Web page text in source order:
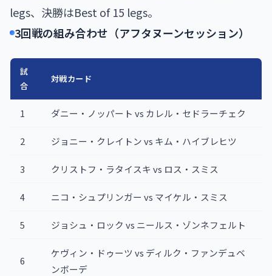
legs、決勝はBest of 15 legs。
3回戦の組み合わせ（アフタヌーンセッション）
試
合
対戦カード
1 ダニー・ノッパート vs カレル・セドラーチェク
2 ジョニー・クレイトン vs キム・ハイブレヒツ
3 クリストフ・ラタイスキ vs ロス・スミス
4 ニコ・シュプリンガー vs マイケル・スミス
5 ジョシュ・ロック vs ニールス・ゾンネフェルト
6
ケヴィン・ドゥーツ vs ディルク・ファンデュベ
ンボーデ